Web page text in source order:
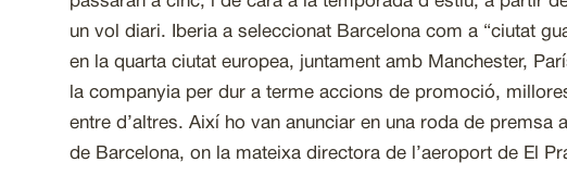
un vol diari. Iberia a seleccionat Barcelona com a “ciutat
en la quarta ciutat europea, juntament amb Manchester,
la companyia per dur a terme accions de promoció,
entre d’altres. Així ho van anunciar en una roda de premsa
de Barcelona, on la mateixa directora de l’aeroport de El